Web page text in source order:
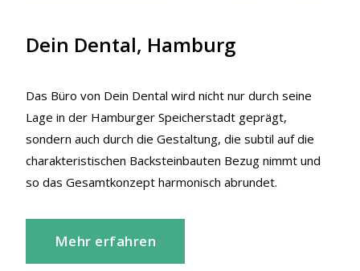
Dein Dental, Hamburg
Das Büro von Dein Dental wird nicht nur durch seine
Lage in der Hamburger Speicherstadt geprägt,
sondern auch durch die Gestaltung, die subtil auf die
charakteristischen Backsteinbauten Bezug nimmt und
so das Gesamtkonzept harmonisch abrundet.
Mehr erfahren